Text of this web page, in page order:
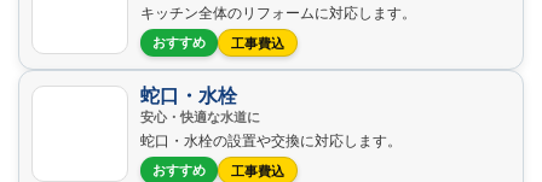
キッチン全体のリフォームに対応します。
おすすめ 工事費込
蛇口・水栓
安心・快適な水道に
蛇口・水栓の設置や交換に対応します。
おすすめ 工事費込